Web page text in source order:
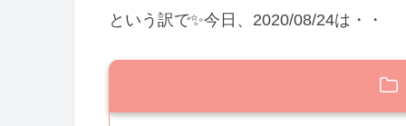
という訳で✨今日、2020/08/24は・・